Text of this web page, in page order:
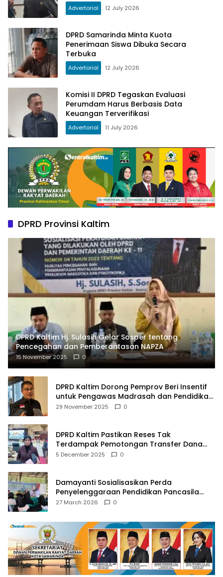
Advertorial 12 July 2026
DPRD Samarinda Minta Kuota
Penerimaan Siswa Dibuka Secara
Terbuka
Advertorial 12 July 2026
Komisi II DPRD Tegaskan Evaluasi
Perumdam Harus Berbasis Data
Keuangan Terverifikasi
Advertorial 11 July 2026
DPRD Provinsi Kaltim
DPRD Kaltim Hj. Sulasih Gelar Sosper tentang
Pencegahan dan Pemberantasan NAPZA
15 November 2025 0
DPRD Kaltim Dorong Pemprov Beri Insentif
untuk Pengawas Madrasah dan Pendidikan
Agama
29 November 2025 0
DPRD Kaltim Pastikan Reses Tak
Terdampak Pemotongan Transfer Dana
Pusat
5 December 2025 0
Damayanti Sosialisasikan Perda
Penyelenggaraan Pendidikan Pancasila
dan Wawasan Kebangsaan
27 March 2026 0